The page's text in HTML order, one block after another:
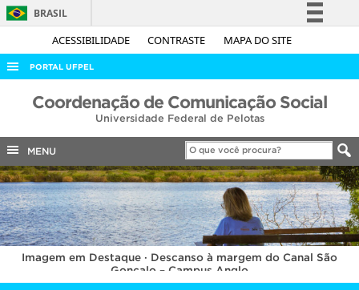
ACESSIBILIDADE CONTRASTE MAPA DO SITE
BRASIL
Simplifique!
Acesso à informação
Legislação
Canais
PORTAL UFPEL
ACESSO À INFORMAÇÃO
COBALTO
CONCURSOS
EDITAIS
INTERNACIONAL
OUVIDORIA
PORTARIAS
Coordenação de Comunicação Social
Universidade Federal de Pelotas
MENU
Imagem em Destaque · Descanso à margem do Canal São
Gonçalo – Campus Anglo